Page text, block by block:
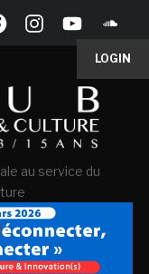
LOGIN
au service du